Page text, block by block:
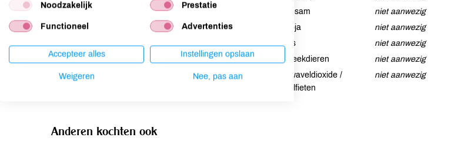
Lactose
niet aanwezig
Lupine
niet aanwezig
Mosterd
niet aanwezig
Noten
Sesam
niet aanwezig
Soja
niet aanwezig
Vis
niet aanwezig
Weekdieren
niet aanwezig
Zwaveldioxide /
sulfieten
niet aanwezig
Anderen kochten ook
Noodzakelijk Prestatie
Functioneel Advertenties
Accepteer alles Instellingen opslaan
Weigeren Nee, pas aan